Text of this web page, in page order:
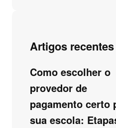
Artigos recentes
Como escolher o
provedor de
pagamento certo
sua escola: